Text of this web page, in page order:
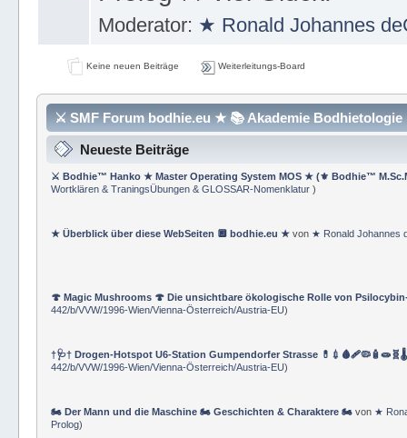
Moderator: ★ Ronald Johannes
Keine neuen Beiträge Weiterleitungs-Board
⚔ SMF Forum bodhie.eu ★ 📚 Akademie
Neueste Beiträge
⚔ Bodhie™ Hanko ★ Master Operating System MOS ★ (⚜ Bodhie™
Wortklären & TraningsÜbungen & GLOSSAR-Nomenklatur)
★ Überblick über diese WebSeiten 🔲 bodhie.eu ★ von ★ Ronald Johannes
🍄 Magic Mushrooms 🍄 Die unsichtbare ökologische Rolle von
442/b/VVW/1996-Wien/Vienna-Österreich/Austria-EU)
†🩺† Drogen-Hotspot U6-Station Gumpendorfer Strasse
442/b/VVW/1996-Wien/Vienna-Österreich/Austria-EU)
🏍 Der Mann und die Maschine 🏍 Geschichten & Charaktere 🏍 von ★
Prolog)